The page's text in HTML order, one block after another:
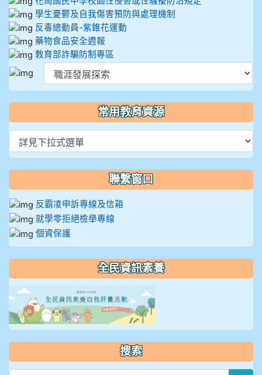
學生憂鬱及自我傷害預防與處理機制
反毒總動員-紫錐花運動
藥物食品安全週報
教育部詐騙防制專區
常用教育資源
聯繫窗口
反霸凌申訴專線及信箱
就學零拒絕檢舉專線
個資保護
全民資訊素養
搜索